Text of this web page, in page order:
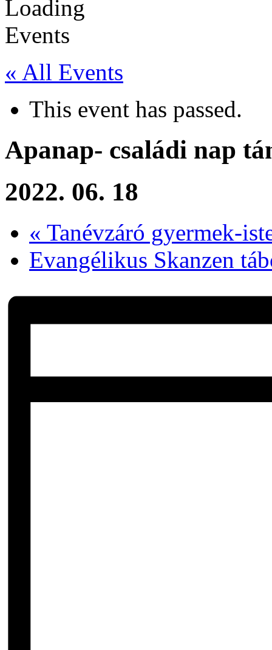
« All Events
This event has passed.
Apanap- családi nap
2022. 06. 18
« Tanévzáró gyermek-
Evangélikus Skanzen